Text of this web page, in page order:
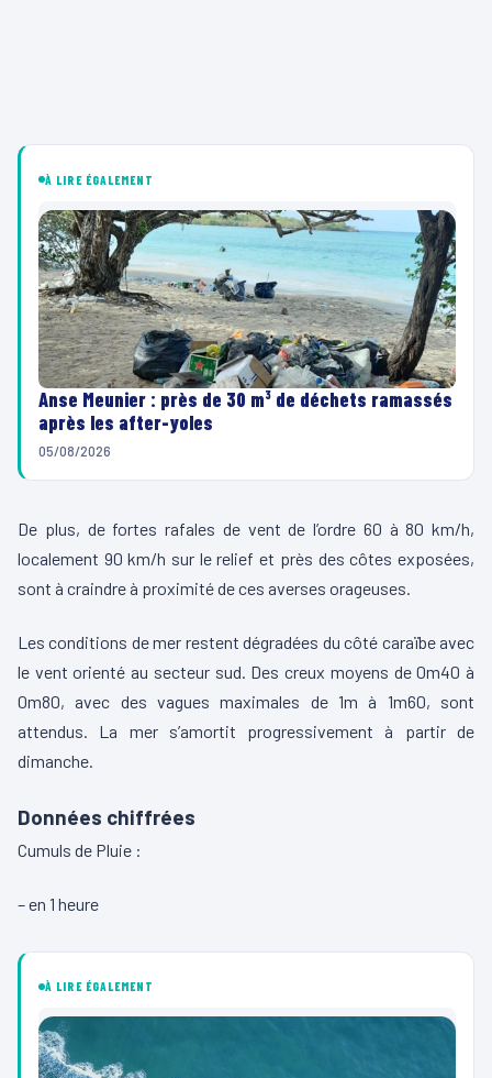
À LIRE ÉGALEMENT
Anse Meunier : près de 30 m³ de déchets ramassés
après les after-yoles
05/08/2026
De plus, de fortes rafales de vent de l’ordre 60 à 80 km/h,
localement 90 km/h sur le relief et près des côtes exposées,
sont à craindre à proximité de ces averses orageuses.
Les conditions de mer restent dégradées du côté caraïbe avec
le vent orienté au secteur sud. Des creux moyens de 0m40 à
0m80, avec des vagues maximales de 1m à 1m60, sont
attendus. La mer s’amortit progressivement à partir de
dimanche.
Données chiffrées
Cumuls de Pluie :
– en 1 heure
À LIRE ÉGALEMENT